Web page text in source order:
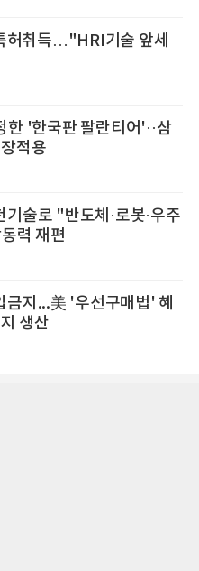
허취득…"HRI기술 앞세
한 '한국판 팔란티어'··삼
적용
술로 "반도체·로봇·우주
력 재편
금지...美 '우선구매법' 혜
생산